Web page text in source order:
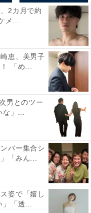
2カ月で約
メ...
恵、美男子
「め...
男とのツー
な」...
バー集合シ
「みん...
姿で「嬉し
」「透...